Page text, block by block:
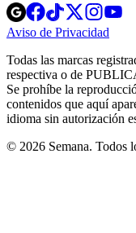
Opens
in
new
Opens
in
new
Opens
in
new
window
Opens
new
Aviso de Privacidad
new
Todas las marcas
respectiva o de
Se prohíbe la
contenidos que aquí
idioma sin autorización
© 2026 Semana. Todos